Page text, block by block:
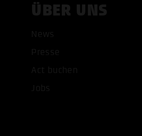
ÜBER UNS
News
Presse
Act buchen
Jobs